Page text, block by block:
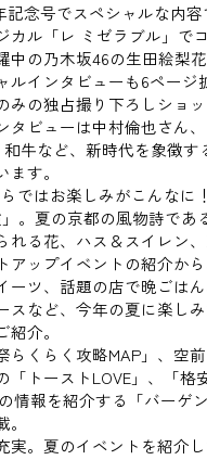
記念号でスペシャルな内容
ル「レ ミゼラブル」で
中の乃木坂46の生田絵梨
ルインタビューも6ページ
みの独占撮り下ろしショ
ビューは中村倫也さん
和牛など、新時代を象徴す
す。
ではお楽しみがこんなに
。夏の京都の風物詩であ
れる花、ハス＆スイレン
アップイベントの紹介か
ーツ、話題の店で晩ごは
スなど、今年の夏に楽し
介。
くらく攻略MAP」、空
「トーストLOVE」、「格
情報を紹介する「バーゲ
。夏のイベントを紹介